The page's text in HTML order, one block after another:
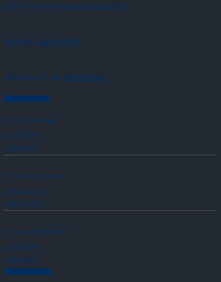
Dịch vụ - Hỗ trợ kỹ thuật: 0568 66 9999
Bảo hiểm: 0563 96 9999
Đặt lịch hẹn - Cskh: 091 823 8982
TP 1 - Lê Thiêm Tùng
0389798999
0389798999
TP 2 - Đinh Thị Phương
0981 213 132
0981 213 132
TP 5 - Nguyễn Hoàng Anh
0983046683
0983046683